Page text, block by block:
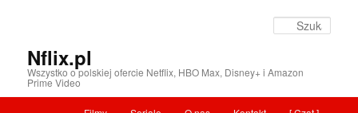
Nflix.pl
Wszystko o polskiej ofercie Netflix, HBO Max, Disney+ i Amazon
Prime Video
Menu główne